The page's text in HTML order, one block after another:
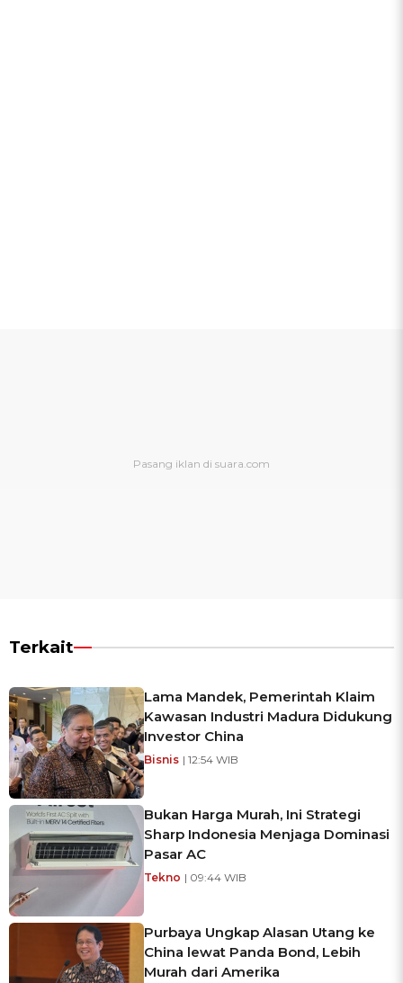
Terkait
Lama Mandek, Pemerintah Klaim
Kawasan Industri Madura Didukung
Investor China
Bisnis | 12:54 WIB
Bukan Harga Murah, Ini Strategi
Sharp Indonesia Menjaga Dominasi
Pasar AC
Tekno | 09:44 WIB
Purbaya Ungkap Alasan Utang ke
China lewat Panda Bond, Lebih
Murah dari Amerika